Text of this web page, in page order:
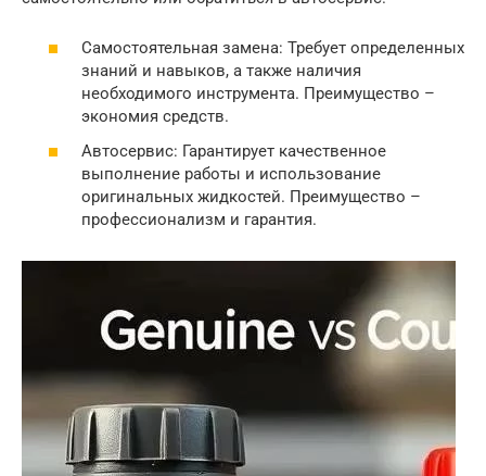
Самостоятельная замена: Требует определенных
знаний и навыков, а также наличия
необходимого инструмента. Преимущество –
экономия средств.
Автосервис: Гарантирует качественное
выполнение работы и использование
оригинальных жидкостей. Преимущество –
профессионализм и гарантия.